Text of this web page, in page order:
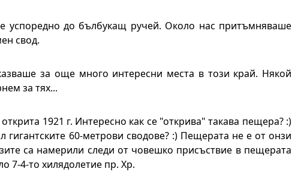
успоредно до бълбукащ ручей. Около нас притъмняваше
свод.
за още много интересни места в този край. Някой
за тях...
1921 г. Интересно как се "открива" такава пещера? :)
гигантските 60-метрови сводове? :) Пещерата не е от онзи
са намерили следи от човешко присъствие в пещерата
7-4-то хилядолетие пр. Хр.